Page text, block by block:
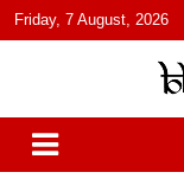
content
Friday, 7 August, 2026
हिंदी में समाचार, विचार,
India: News, Views,
और पॉडकास्ट